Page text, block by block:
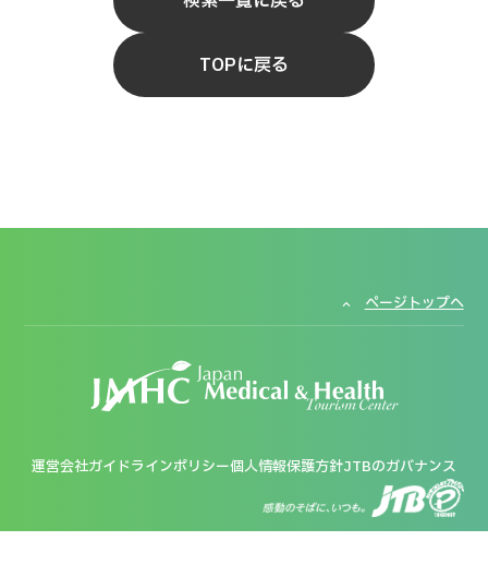
TOPに戻る
ページトップへ
運営会社ガイドラインポリシー個人情報保護方針JTBのガバナンス